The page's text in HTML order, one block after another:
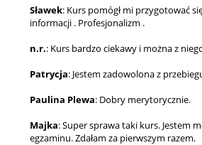
Sławek: Kurs pomógł mi przygotować
informacji . Profesjonalizm .
n.r.: Kurs bardzo ciekawy i można z
Patrycja: Jestem zadowolona z
Paulina Plewa: Dobry merytorycznie.
Majka: Super sprawa taki kurs. Jestem
egzaminu. Zdałam za pierwszym razem.